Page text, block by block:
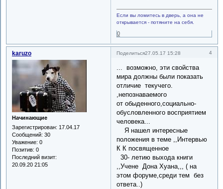
Если вы ломитесь в дверь, а она не
открывается - потяните на себя.
0
Поделиться 4
27.05.17 15:28
karuzo
Начинающие
Зарегистрирован: 17.04.17
Сообщений: 30
Уважение: 0
Позитив: 0
Последний визит:
20.09.20 21:05
... возможно, эти свойства
мира должны были показать
отличие текучего.
,непознаваемого
от обыденного,социально-
обусловленного восприятием
человека...
Я нашел интересные
положения в теме ,,Интервью
К К посвященное
30- летию выхода книги
,,Учене Дона Хуана,,, ( на
этом форуме,среди тем без
ответа..)